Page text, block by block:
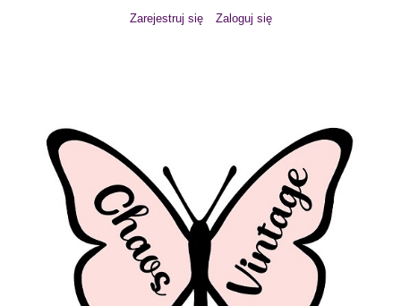
Zarejestruj się Zaloguj się